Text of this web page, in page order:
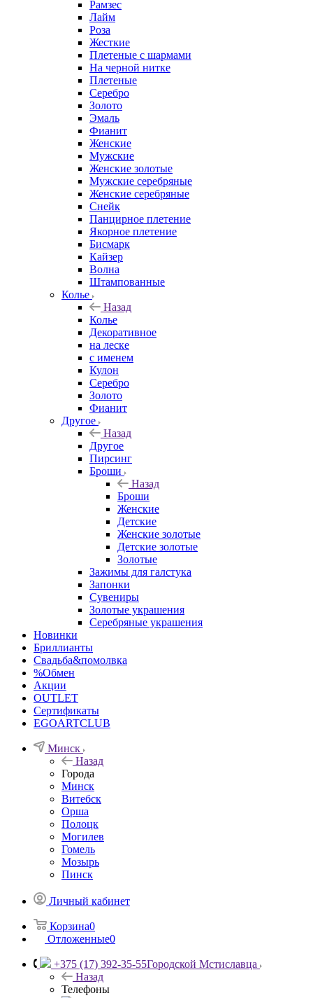
Рамзес
Лайм
Роза
Жесткие
Плетеные с шармами
На черной нитке
Плетеные
Серебро
Золото
Эмаль
Фианит
Женские
Мужские
Женские золотые
Мужские серебряные
Женские серебряные
Снейк
Панцирное плетение
Якорное плетение
Бисмарк
Кайзер
Волна
Штампованные
Колье
Назад
Колье
Декоративное
на леске
с именем
Кулон
Серебро
Золото
Фианит
Другое
Назад
Другое
Пирсинг
Броши
Назад
Броши
Женские
Детские
Женские золотые
Детские золотые
Золотые
Зажимы для галстука
Запонки
Сувениры
Золотые украшения
Серебряные украшения
Новинки
Бриллианты
Свадьба&помолвка
%Обмен
Акции
OUTLET
Сертификаты
EGOARTCLUB
Минск
Назад
Города
Минск
Витебск
Орша
Полоцк
Могилев
Гомель
Мозырь
Пинск
Личный кабинет
Корзина0
Отложенные0
+375 (17) 392-35-55Городской Мстиславца
Назад
Телефоны